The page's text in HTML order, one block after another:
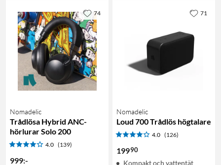
Nomadelic
Trådlösa Hybrid ANC-
hörlurar Solo 200
4.0 (139)
999:-
74
Nomadelic
Loud 700 Trådlös högtalare
4.0 (126)
19990
Kompakt och vattentät
71